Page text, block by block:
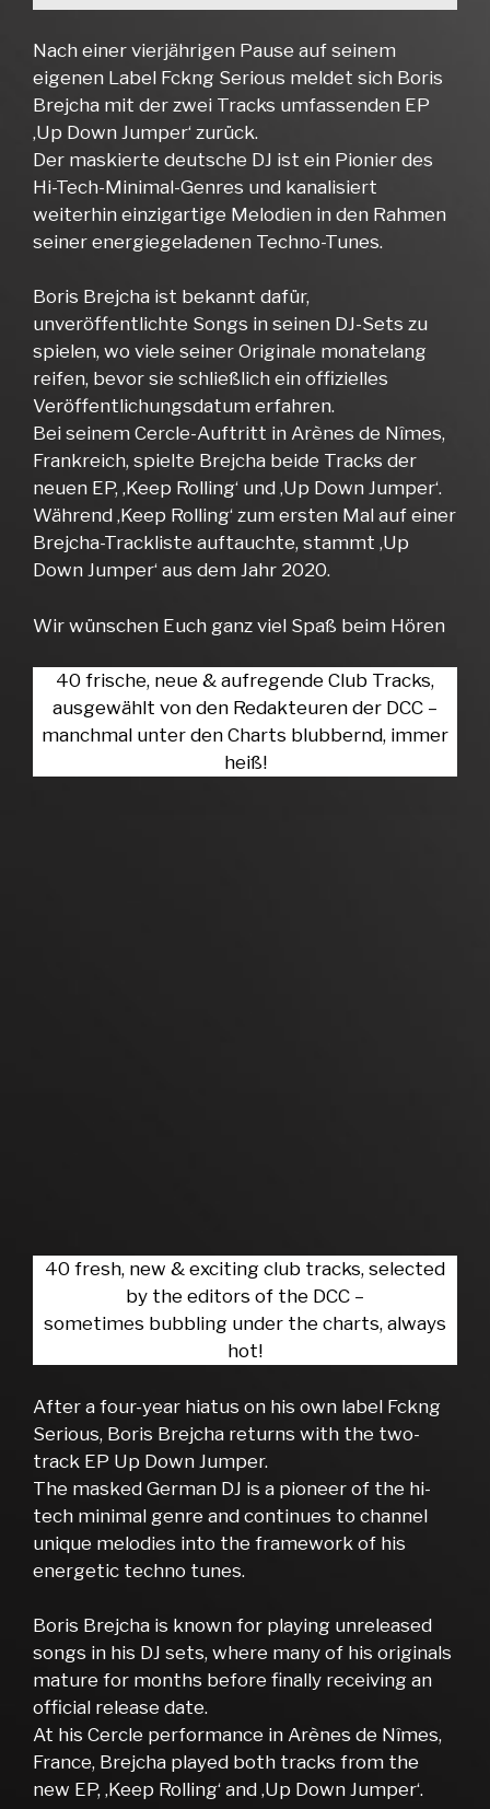
Nach einer vierjährigen Pause auf seinem
eigenen Label Fckng Serious meldet sich Boris
Brejcha mit der zwei Tracks umfassenden EP
‚Up Down Jumper‘ zurück.
Der maskierte deutsche DJ ist ein Pionier des
Hi-Tech-Minimal-Genres und kanalisiert
weiterhin einzigartige Melodien in den Rahmen
seiner energiegeladenen Techno-Tunes.
Boris Brejcha ist bekannt dafür,
unveröffentlichte Songs in seinen DJ-Sets zu
spielen, wo viele seiner Originale monatelang
reifen, bevor sie schließlich ein offizielles
Veröffentlichungsdatum erfahren.
Bei seinem Cercle-Auftritt in Arènes de Nîmes,
Frankreich, spielte Brejcha beide Tracks der
neuen EP, ‚Keep Rolling‘ und ‚Up Down Jumper‘.
Während ‚Keep Rolling‘ zum ersten Mal auf einer
Brejcha-Trackliste auftauchte, stammt ‚Up
Down Jumper‘ aus dem Jahr 2020.
Wir wünschen Euch ganz viel Spaß beim Hören
40 frische, neue & aufregende Club Tracks,
ausgewählt von den Redakteuren der DCC –
manchmal unter den Charts blubbernd, immer
heiß!
40 fresh, new & exciting club tracks, selected
by the editors of the DCC –
sometimes bubbling under the charts, always
hot!
After a four-year hiatus on his own label Fckng
Serious, Boris Brejcha returns with the two-
track EP Up Down Jumper.
The masked German DJ is a pioneer of the hi-
tech minimal genre and continues to channel
unique melodies into the framework of his
energetic techno tunes.
Boris Brejcha is known for playing unreleased
songs in his DJ sets, where many of his originals
mature for months before finally receiving an
official release date.
At his Cercle performance in Arènes de Nîmes,
France, Brejcha played both tracks from the
new EP, ‚Keep Rolling‘ and ‚Up Down Jumper‘.